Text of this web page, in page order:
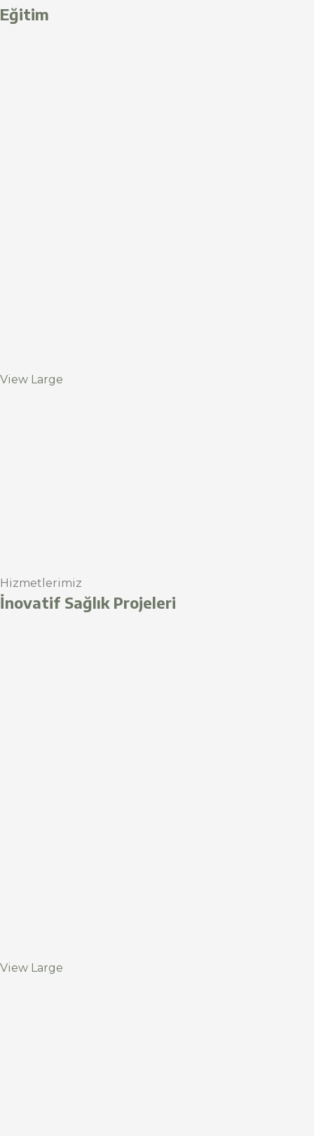
Eğitim
View Large
Hizmetlerimiz
İnovatif Sağlık Projeleri
View Large